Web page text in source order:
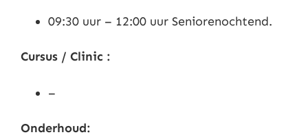
09:30 uur – 12:00 uur Seniorenochtend.
Cursus / Clinic :
–
Onderhoud: